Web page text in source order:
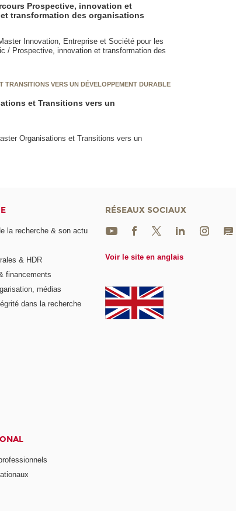
Prospective, innovation et
transformation des organisations
Innovation, Entreprise et Société pour les
/ Prospective, innovation et transformation des
VERS UN DÉVELOPPEMENT DURABLE
et Transitions vers un
Organisations et Transitions vers un
la recherche & son actu
& HDR
financements
médias
dans la recherche
RÉSEAUX SOCIAUX
Voir le site en anglais